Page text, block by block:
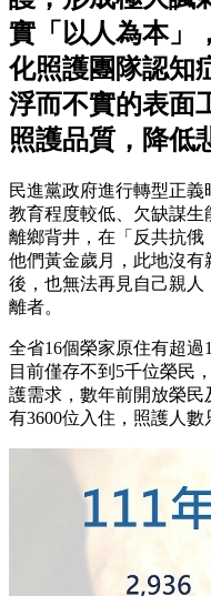
實「以人為本」
化照護團隊認知
浮而不實的表面
照護品質，降低
民進黨政府進行轉型正
教育程度較低、欠缺謀
離鄉背井，在「反共抗俄
他們黃金歲月，此地沒
後，也無法再見自己親
離者。
全省16個榮家原住有超過
目前僅存不到5千位榮民
護需求，數年前開放榮
有3600位入住，照護人數